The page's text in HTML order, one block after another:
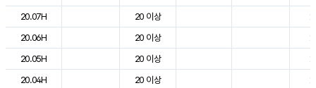
20.07H
20 이상
20.06H
20 이상
20.05H
20 이상
20.04H
20 이상